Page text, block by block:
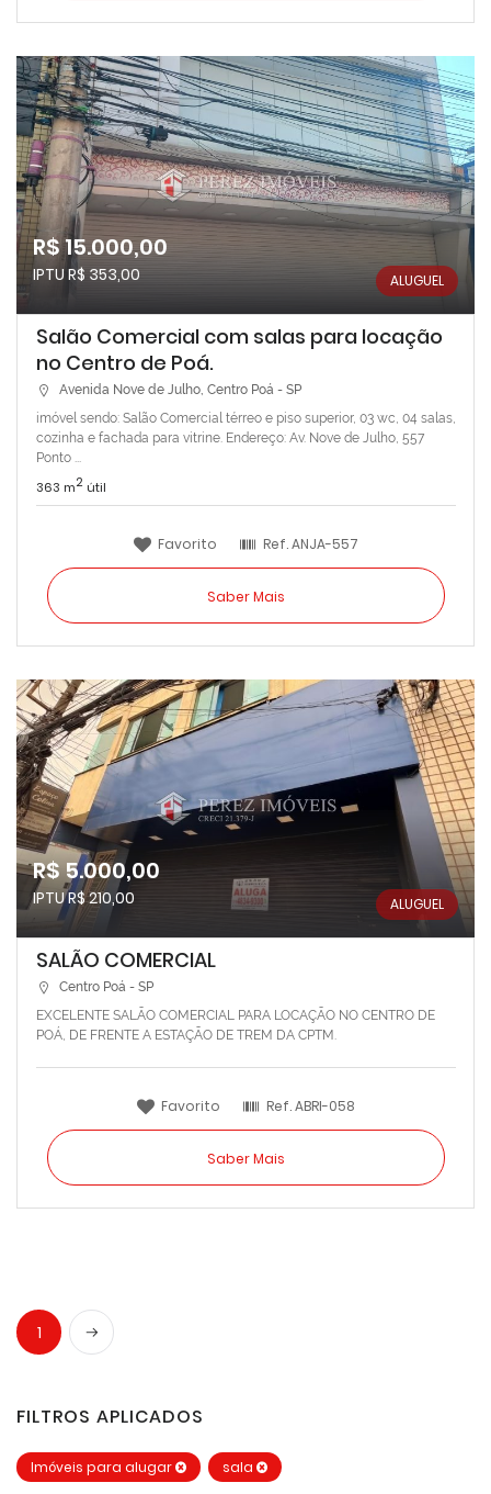
R$ 15.000,00
IPTU R$ 353,00 ALUGUEL
Salão Comercial com salas para locação
no Centro de Poá.
Avenida Nove de Julho, Centro Poá - SP
imóvel sendo: Salão Comercial térreo e piso superior, 03 wc, 04 salas,
cozinha e fachada para vitrine. Endereço: Av. Nove de Julho, 557
Ponto ...
363 m2 útil
Favorito Ref.ANJA-557
Saber Mais
R$ 5.000,00
IPTU R$ 210,00 ALUGUEL
SALÃO COMERCIAL
Centro Poá - SP
EXCELENTE SALÃO COMERCIAL PARA LOCAÇÃO NO CENTRO DE
POÁ, DE FRENTE A ESTAÇÃO DE TREM DA CPTM.
Favorito Ref.ABRI-058
Saber Mais
1 Próximo
FILTROS APLICADOS
Imóveis para alugar sala